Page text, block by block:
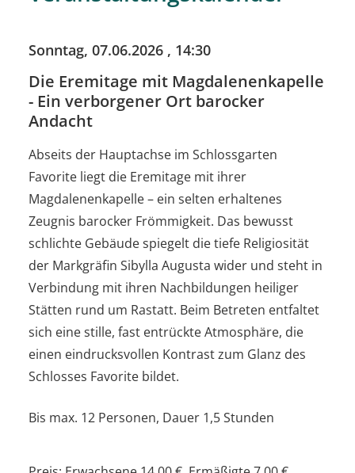
Sonntag, 07.06.2026 , 14:30
Die Eremitage mit Magdalenenkapelle
- Ein verborgener Ort barocker
Andacht
Abseits der Hauptachse im Schlossgarten
Favorite liegt die Eremitage mit ihrer
Magdalenenkapelle – ein selten erhaltenes
Zeugnis barocker Frömmigkeit. Das bewusst
schlichte Gebäude spiegelt die tiefe Religiosität
der Markgräfin Sibylla Augusta wider und steht in
Verbindung mit ihren Nachbildungen heiliger
Stätten rund um Rastatt. Beim Betreten entfaltet
sich eine stille, fast entrückte Atmosphäre, die
einen eindrucksvollen Kontrast zum Glanz des
Schlosses Favorite bildet.
Bis max. 12 Personen, Dauer 1,5 Stunden